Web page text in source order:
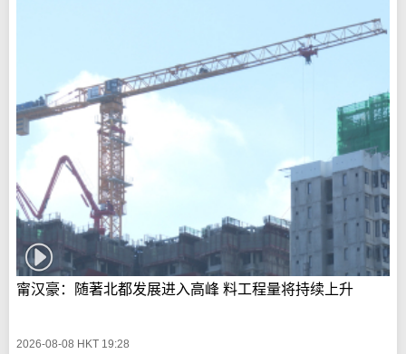
甯汉豪：随著北都发展进入高峰 料工程量将持续上升
2026-08-08 HKT 19:28